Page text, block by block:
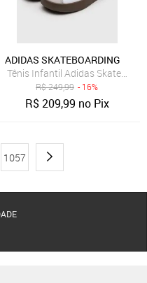
T. Tigre
ADIDAS SKATEBOARDING
Tênis Infantil Adidas
R$249,99 - 16%
R$209,99 no Pix
1057